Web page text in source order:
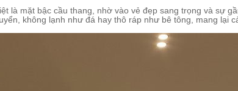
là mặt bậc cầu thang, nhờ vào vẻ đẹp sang trọng và sự
không lạnh như đá hay thô ráp như bê tông, mang lại